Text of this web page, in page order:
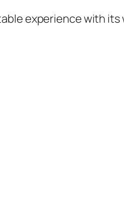
experience with its